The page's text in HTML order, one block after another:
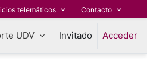
telemáticos Contacto
UDV Invitado Acceder